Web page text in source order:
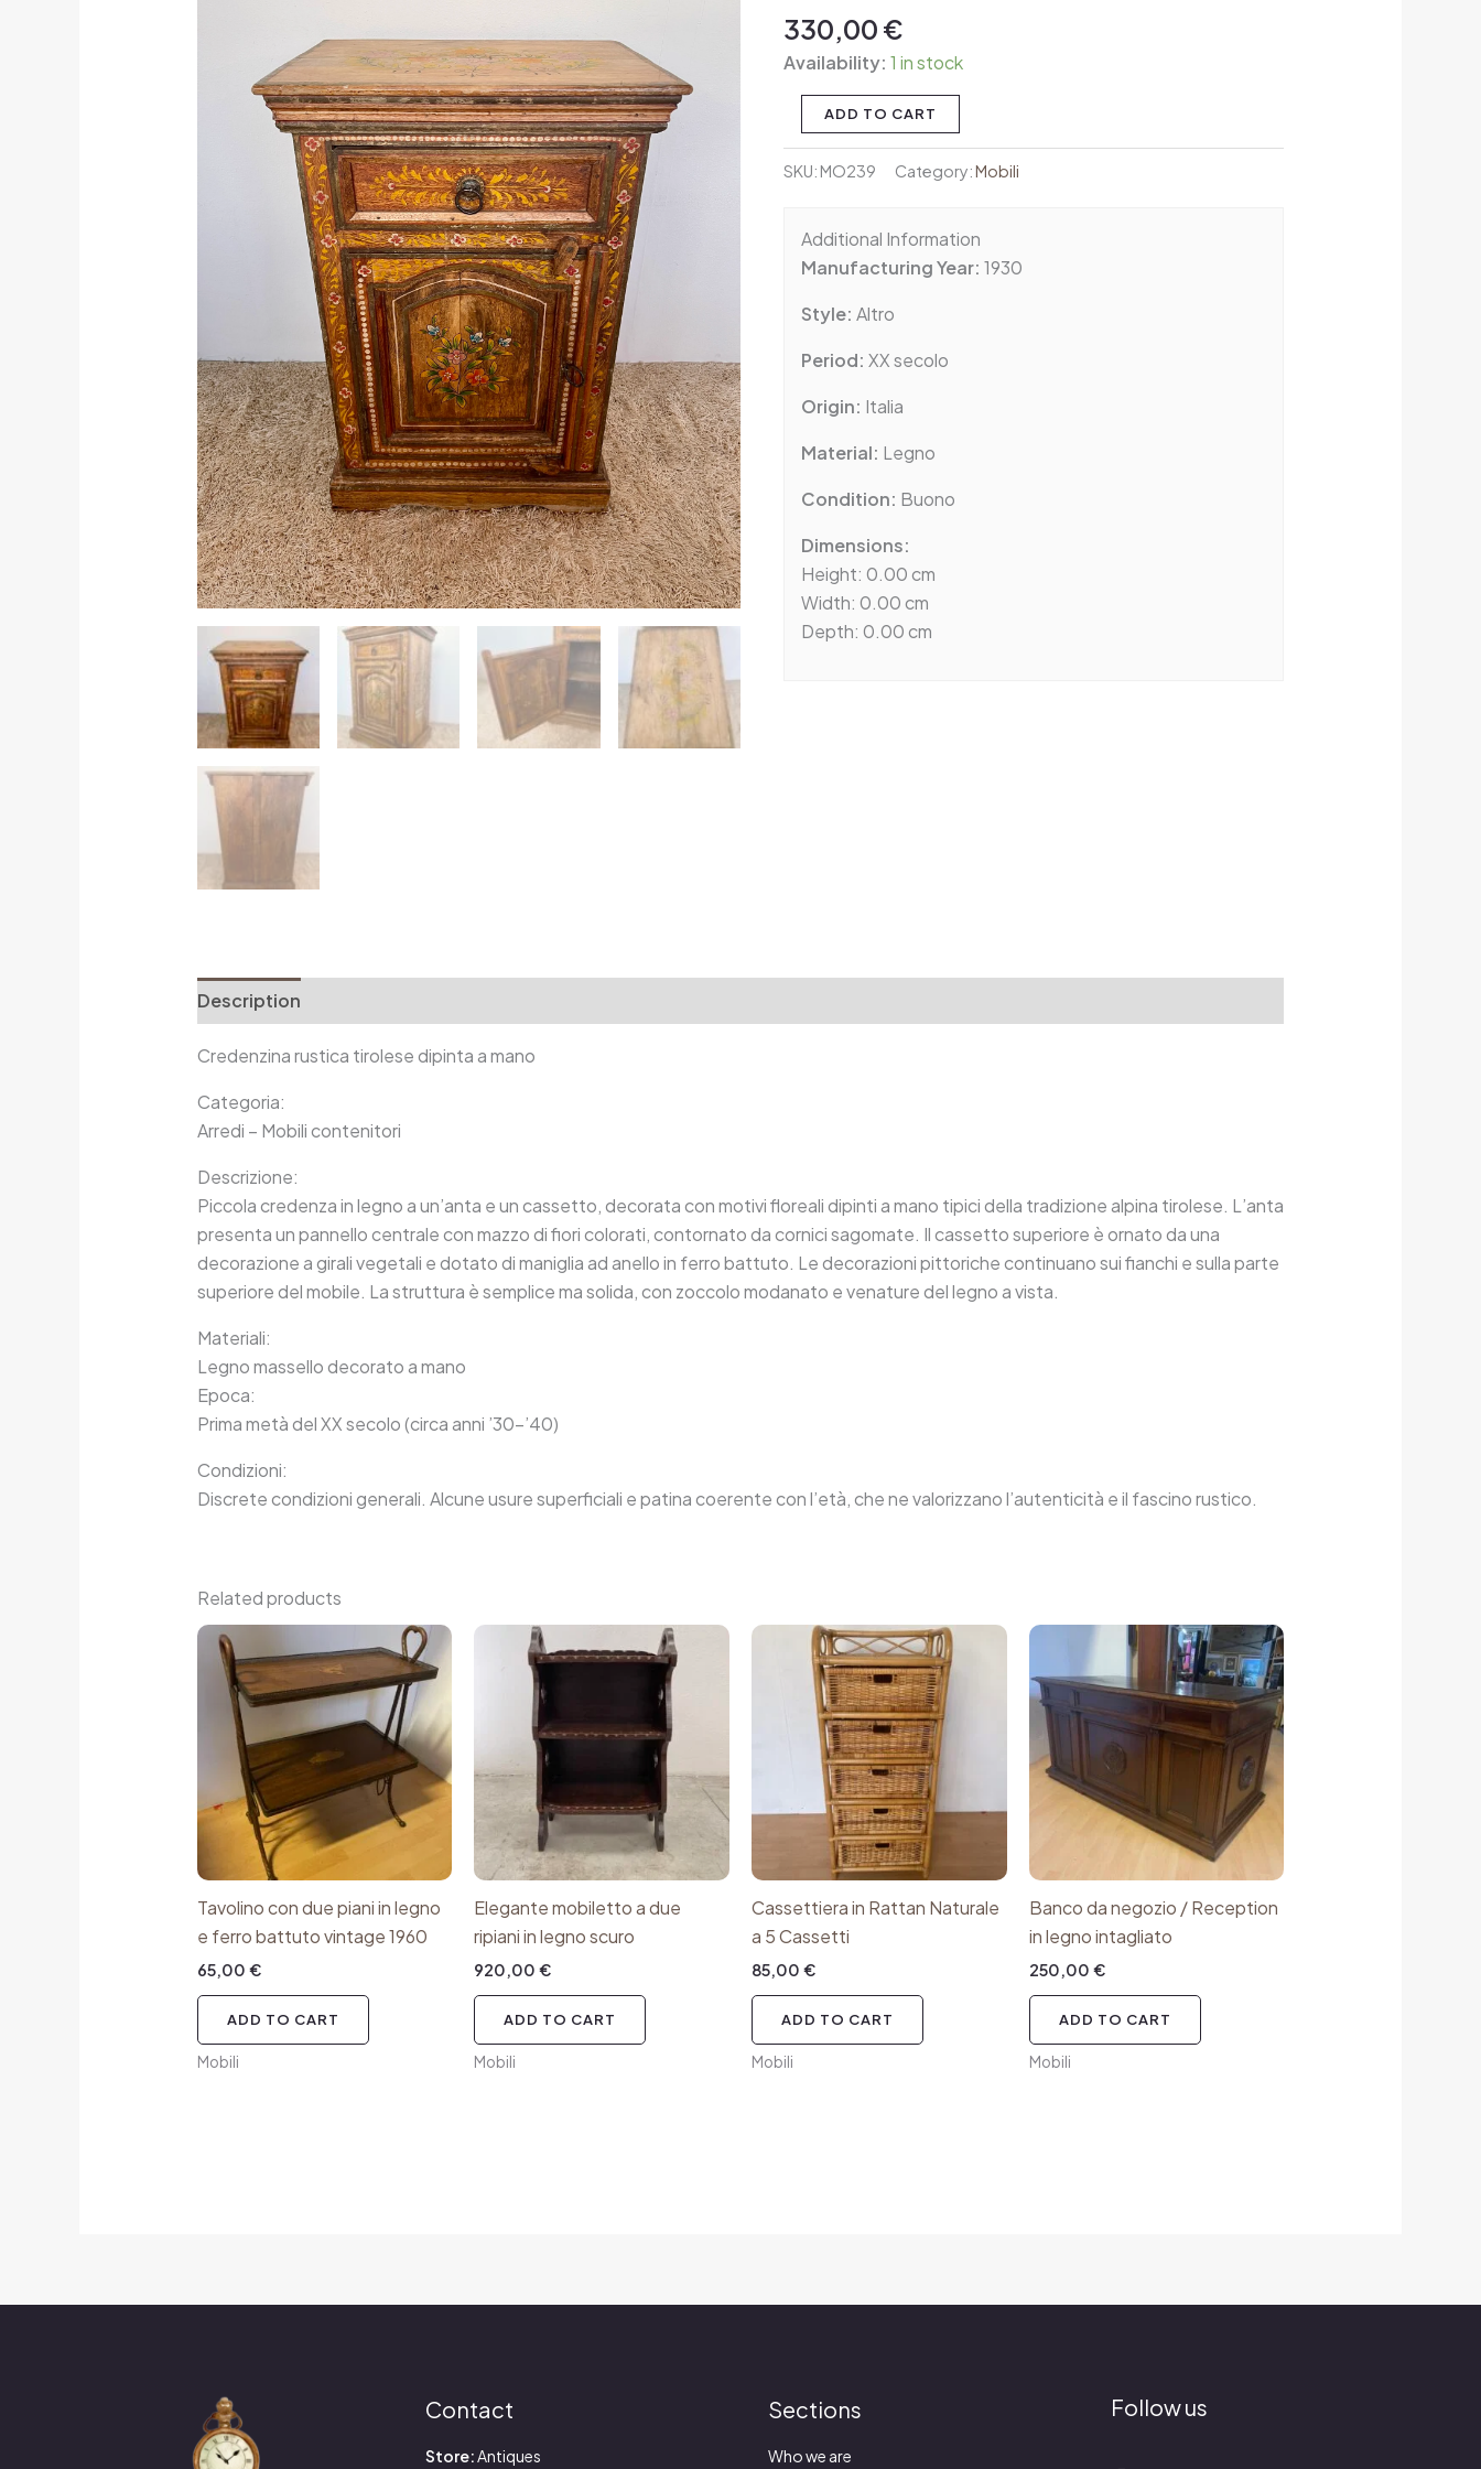
330,00 €
Availability: 1 in stock
mano
quantity
ADD TO CART
SKU: MO239 Category:Mobili
Additional Information
Manufacturing Year: 1930
Style: Altro
Period: XX secolo
Origin: Italia
Material: Legno
Condition: Buono
Dimensions:
Height: 0.00 cm
Width: 0.00 cm
Depth: 0.00 cm
Description
Credenzina rustica tirolese dipinta a mano
Categoria:
Arredi – Mobili contenitori
Descrizione:
Piccola credenza in legno a un’anta e un cassetto, decorata con motivi floreali dipinti a mano tipici della tradizione alpina tirolese. L’anta
presenta un pannello centrale con mazzo di fiori colorati, contornato da cornici sagomate. Il cassetto superiore è ornato da una
decorazione a girali vegetali e dotato di maniglia ad anello in ferro battuto. Le decorazioni pittoriche continuano sui fianchi e sulla parte
superiore del mobile. La struttura è semplice ma solida, con zoccolo modanato e venature del legno a vista.
Materiali:
Legno massello decorato a mano
Epoca:
Prima metà del XX secolo (circa anni ’30-’40)
Condizioni:
Discrete condizioni generali. Alcune usure superficiali e patina coerente con l’età, che ne valorizzano l’autenticità e il fascino rustico.
Related products
Tavolino con due piani in legno
e ferro battuto vintage 1960
65,00 €
ADD TO CART
Mobili
Elegante mobiletto a due
ripiani in legno scuro
920,00€
ADD TO CART
Mobili
Cassettiera in Rattan Naturale
a 5 Cassetti
85,00 €
ADD TO CART
Mobili
Banco da negozio / Reception
in legno intagliato
250,00 €
ADD TO CART
Mobili
Contact
Store:Antiques
Sections
Who we are
Follow us